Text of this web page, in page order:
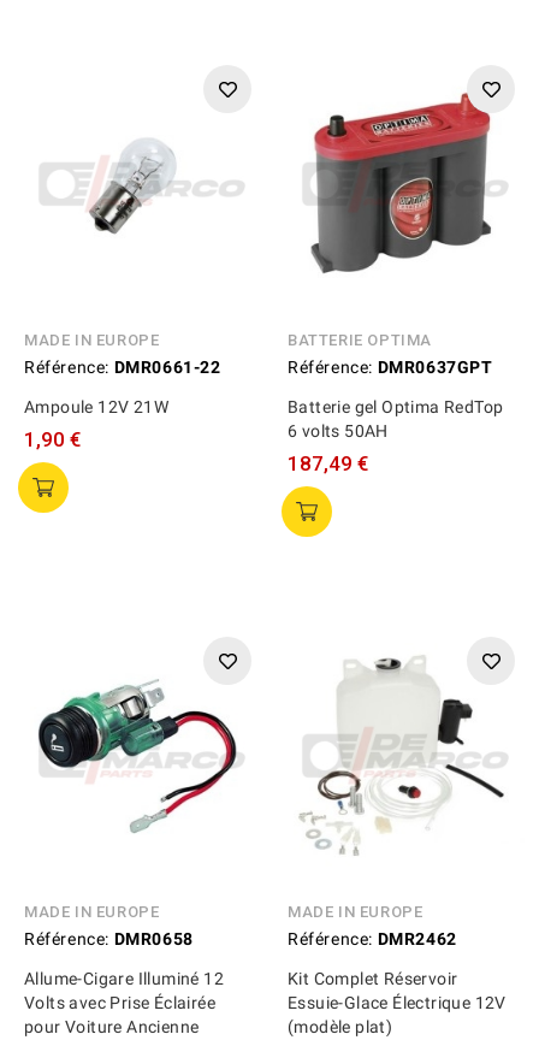
MADE IN EUROPE
Référence: DMR0661-22
Ampoule 12V 21W
1,90 €
BATTERIE OPTIMA
Référence: DMR0637GPT
Batterie gel Optima RedTop
6 volts 50AH
187,49 €
MADE IN EUROPE
Référence: DMR0658
Allume-Cigare Illuminé 12
Volts avec Prise Éclairée
pour Voiture Ancienne
MADE IN EUROPE
Référence: DMR2462
Kit Complet Réservoir
Essuie-Glace Électrique 12V
(modèle plat)